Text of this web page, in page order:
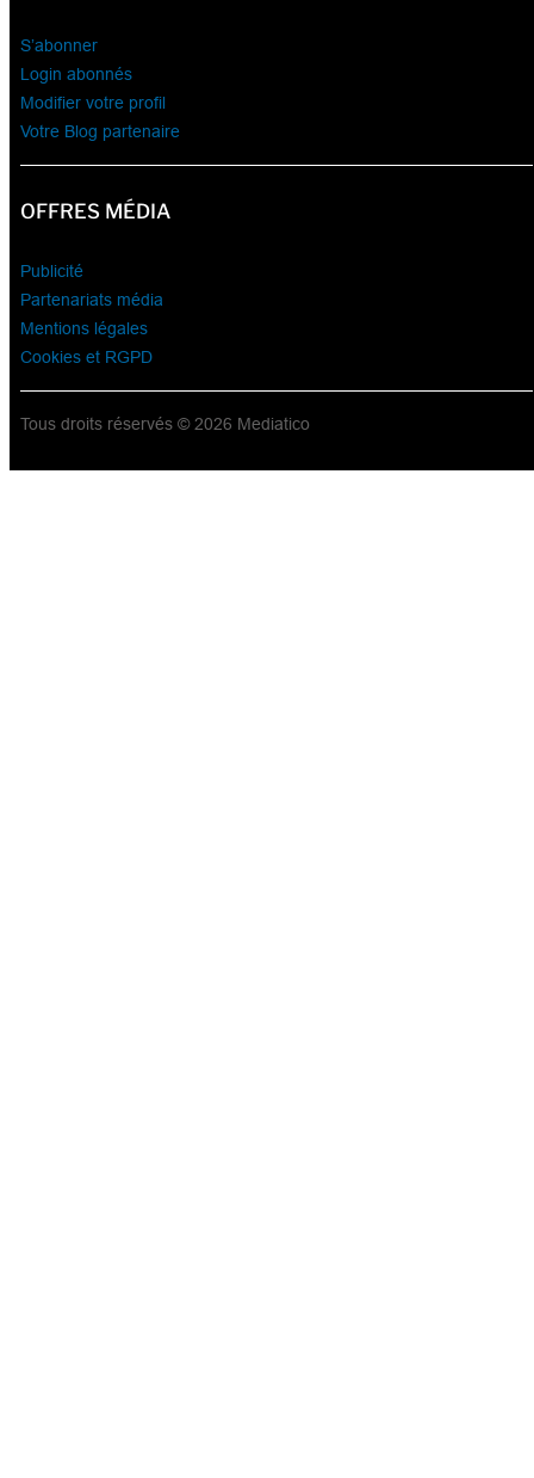
S’abonner
Login abonnés
Modifier votre profil
Votre Blog partenaire
OFFRES MÉDIA
Publicité
Partenariats média
Mentions légales
Cookies et RGPD
Tous droits réservés © 2026 Mediatico